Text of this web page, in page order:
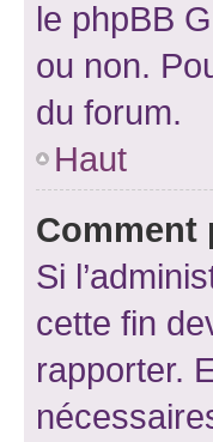
le phpBB
ou non.
du forum.
Haut
Comment
Si
cette fin
rapporter.